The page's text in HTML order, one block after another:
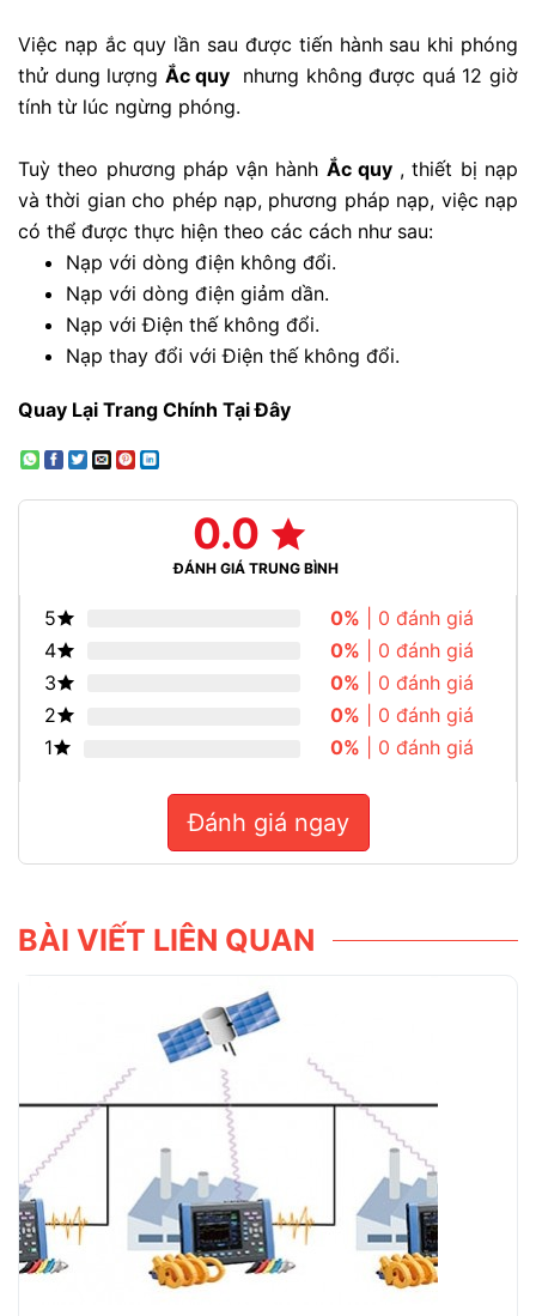
Việc nạp ắc quy lần sau được tiến hành sau khi phóng
thử dung lượng Ắc quy nhưng không được quá 12 giờ
tính từ lúc ngừng phóng.
Tuỳ theo phương pháp vận hành Ắc quy , thiết bị nạp
và thời gian cho phép nạp, phương pháp nạp, việc nạp
có thể được thực hiện theo các cách như sau:
Nạp với dòng điện không đổi.
Nạp với dòng điện giảm dần.
Nạp với Điện thế không đổi.
Nạp thay đổi với Điện thế không đổi.
Quay Lại Trang Chính Tại Đây
0.0
ĐÁNH GIÁ TRUNG BÌNH
5 0% | 0 đánh giá
4
0% | 0 đánh giá
3
0% | 0 đánh giá
2
0% | 0 đánh giá
1
0% | 0 đánh giá
Đánh giá ngay
BÀI VIẾT LIÊN QUAN